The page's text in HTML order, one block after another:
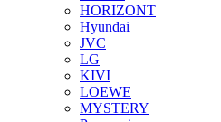
HORIZONT
Hyundai
JVC
LG
KIVI
LOEWE
MYSTERY